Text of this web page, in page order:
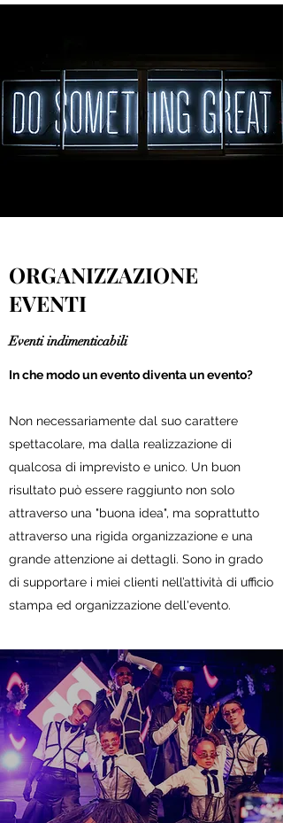
ORGANIZZAZIONE
EVENTI
Eventi indimenticabili
In che modo un evento diventa un evento?
Non necessariamente dal suo carattere
spettacolare, ma dalla realizzazione di
qualcosa di imprevisto e unico. Un buon
risultato può essere raggiunto non solo
attraverso una "buona idea", ma soprattutto
attraverso una rigida organizzazione e una
grande attenzione ai dettagli. Sono in grado
di supportare i miei clienti nell’attività di ufficio
stampa ed organizzazione dell'evento.